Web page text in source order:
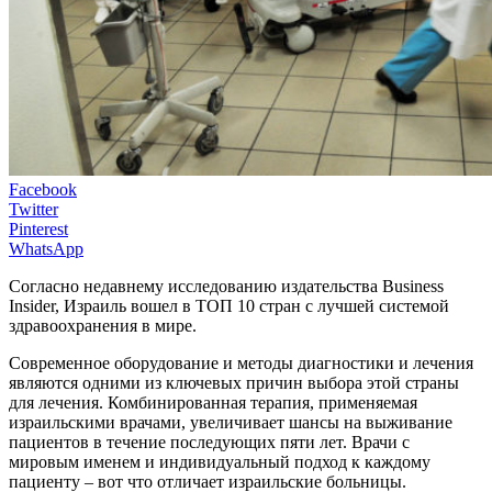
Facebook
Twitter
Pinterest
WhatsApp
Согласно недавнему исследованию издательства Business
Insider, Израиль вошел в ТОП 10 стран с лучшей системой
здравоохранения в мире.
Современное оборудование и методы диагностики и лечения
являются одними из ключевых причин выбора этой страны
для лечения. Комбинированная терапия, применяемая
израильскими врачами, увеличивает шансы на выживание
пациентов в течение последующих пяти лет. Врачи с
мировым именем и индивидуальный подход к каждому
пациенту – вот что отличает израильские больницы.